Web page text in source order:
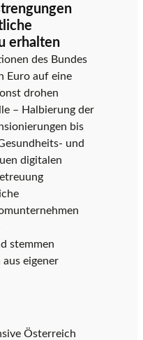
erhalten
des Bundes
Euro auf eine
drohen
– Halbierung der
bis
und
digitalen
stemmen
eigener
Österreich